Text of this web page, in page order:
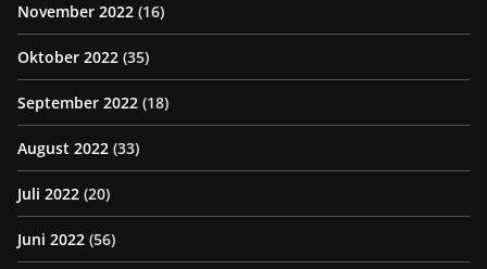
November 2022 (16)
Oktober 2022 (35)
September 2022 (18)
August 2022 (33)
Juli 2022 (20)
Juni 2022 (56)